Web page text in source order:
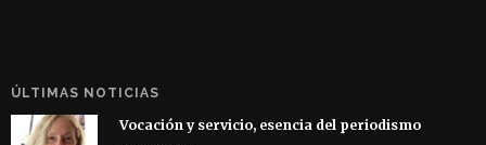
ÚLTIMAS NOTICIAS
Vocación y servicio, esencia del periodismo